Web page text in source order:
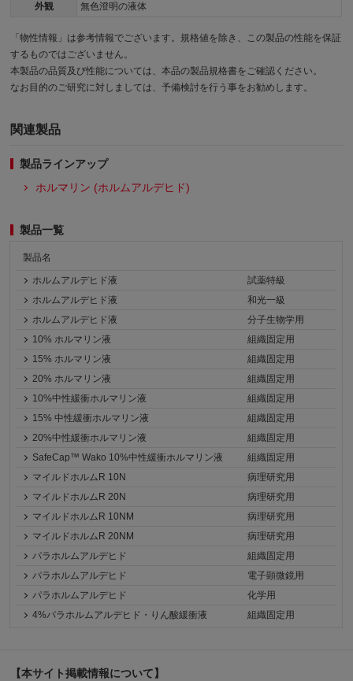
外観 無色澄明の液体
「物性情報」は参考情報でございます。規格値を除き、この製品の性能を保証
するものではございません。
本製品の品質及び性能については、本品の製品規格書をご確認ください。
なお目的のご研究に対しましては、予備検討を行う事をお勧めします。
関連製品
製品ラインアップ
ホルマリン (ホルムアルデヒド)
製品一覧
製品名
ホルムアルデヒド液
試薬特級
ホルムアルデヒド液
和光一級
ホルムアルデヒド液
分子生物学用
10% ホルマリン液
組織固定用
15% ホルマリン液
組織固定用
20% ホルマリン液
組織固定用
10%中性緩衝ホルマリン液
組織固定用
15% 中性緩衝ホルマリン液
組織固定用
20%中性緩衝ホルマリン液
組織固定用
SafeCap™ Wako 10%中性緩衝ホルマリン液
組織固定用
マイルドホルムR 10N
病理研究用
マイルドホルムR 20N
病理研究用
マイルドホルムR 10NM
病理研究用
マイルドホルムR 20NM
病理研究用
パラホルムアルデヒド
組織固定用
パラホルムアルデヒド
電子顕微鏡用
パラホルムアルデヒド
化学用
4%パラホルムアルデヒド・りん酸緩衝液
組織固定用
【本サイト掲載情報について】